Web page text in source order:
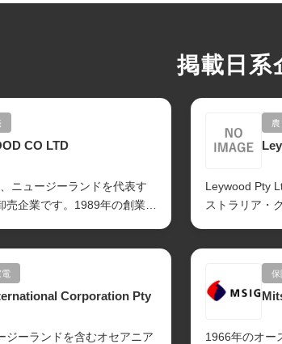
掲載日系
CO LTD
ニュージーランドを代表す
企業です。1989年の創業以
Leywood Pty
ストラリア・
Corporation Pty
ジーランドを含むオセアニア
保
1966年のオー